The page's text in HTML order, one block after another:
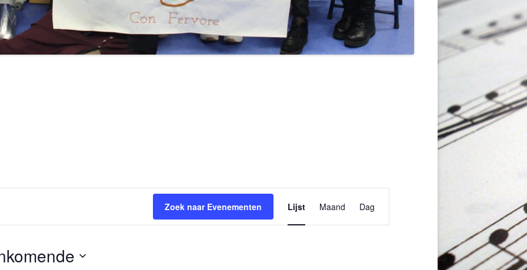
Zoek naar Evenementen
Evenement
navigatie
Lijst Maand Dag